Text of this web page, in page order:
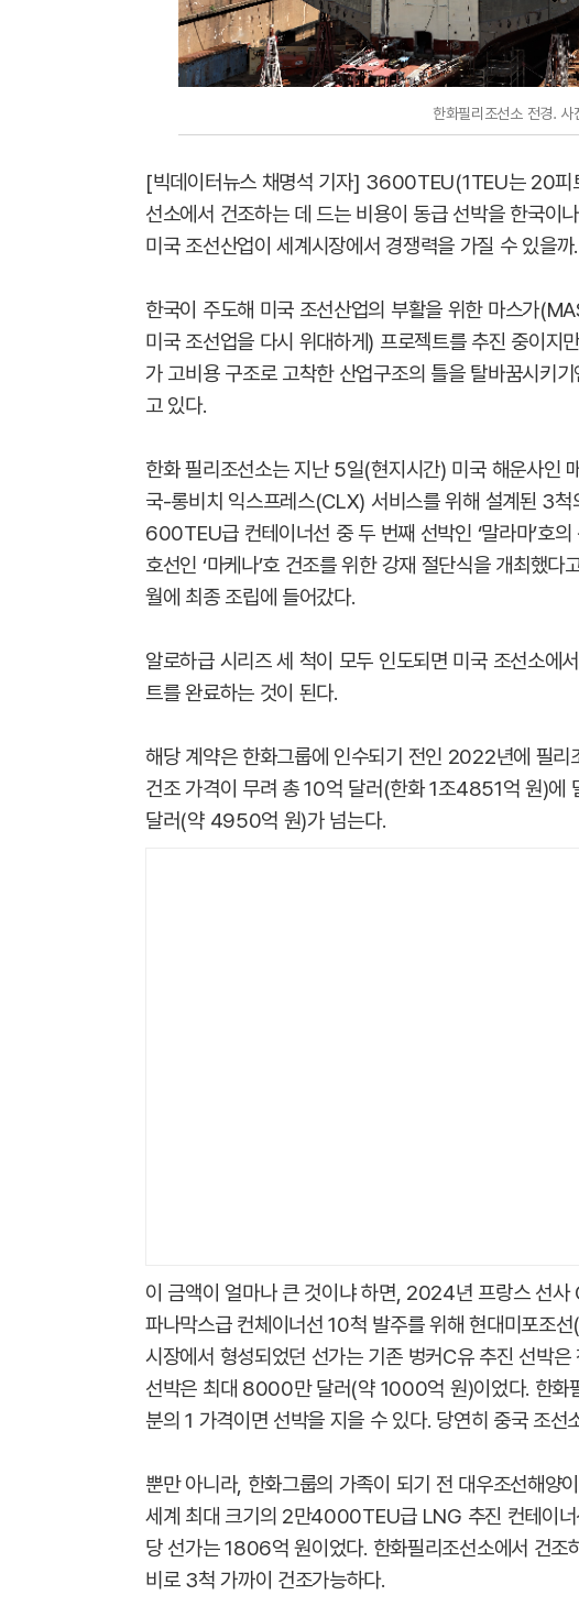
한화필리조선소 전경. 사
[빅데이터뉴스 채명석 기자] 3600TEU(1TEU는 20피
선소에서 건조하는 데 드는 비용이 동급 선박을 한국이
미국 조선산업이 세계시장에서 경쟁력을 가질 수 있을까.
한국이 주도해 미국 조선산업의 부활을 위한 마스가
미국 조선업을 다시 위대하게) 프로젝트를 추진 중이지
가 고비용 구조로 고착한 산업구조의 틀을 탈바꿈시키
고 있다.
한화 필리조선소는 지난 5일(현지시간) 미국 해운사인
국-롱비치 익스프레스(CLX) 서비스를 위해 설계된 3
600TEU급 컨테이너선 중 두 번째 선박인 ‘말라마’호
호선인 ‘마케나’호 건조를 위한 강재 절단식을 개최했
월에 최종 조립에 들어갔다.
알로하급 시리즈 세 척이 모두 인도되면 미국 조선소에
트를 완료하는 것이 된다.
해당 계약은 한화그룹에 인수되기 전인 2022년에 필리
건조 가격이 무려 총 10억 달러(한화 1조4851억 원)에
달러(약 4950억 원)가 넘는다.
이 금액이 얼마나 큰 것이냐 하면, 2024년 프랑스 선
파나막스급 컨체이너선 10척 발주를 위해 현대미포조
시장에서 형성되었던 선가는 기존 벙커C유 추진 선
선박은 최대 8000만 달러(약 1000억 원)이었다. 한화
분의 1 가격이면 선박을 지을 수 있다. 당연히 중국 조
뿐만 아니라, 한화그룹의 가족이 되기 전 대우조선해
세계 최대 크기의 2만4000TEU급 LNG 추진 컨테이
당 선가는 1806억 원이었다. 한화필리조선소에서 건
비로 3척 가까이 건조가능하다.